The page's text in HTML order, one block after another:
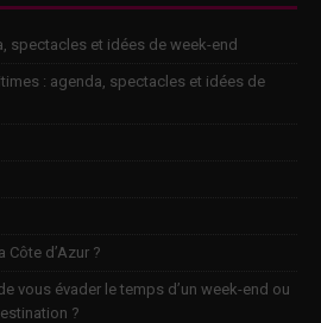
spectacles et idées de week-end
: agenda, spectacles et idées de
Côte d’Azur ?
vous évader le temps d’un week-end ou
?